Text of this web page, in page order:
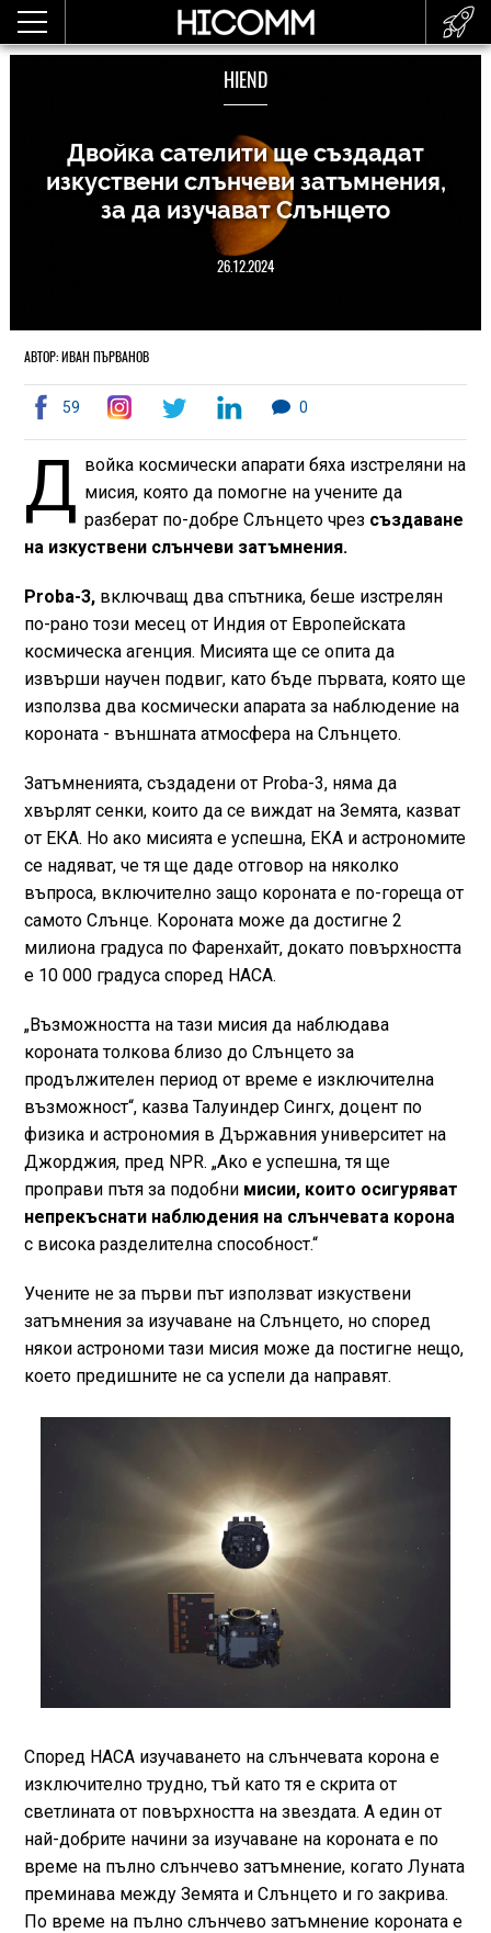
HIEND
Двойка сателити ще създадат
изкуствени слънчеви затъмнения,
за да изучават Слънцето
26.12.2024
АВТОР: ИВАН ПЪРВАНОВ
59 0
Д войка космически апарати бяха изстреляни на
мисия, която да помогне на учените да
разберат по-добре Слънцето чрез създаване
на изкуствени слънчеви затъмнения.
Proba-3,включващ два спътника, беше изстрелян
по-рано този месец от Индия от Европейската
космическа агенция. Мисията ще се опита да
извърши научен подвиг, като бъде първата, която ще
използва два космически апарата за наблюдение на
короната - външната атмосфера на Слънцето.
Затъмненията, създадени от Proba-3, няма да
хвърлят сенки, които да се виждат на Земята, казват
от ЕКА. Но ако мисията е успешна, ЕКА и астрономите
се надяват, че тя ще даде отговор на няколко
въпроса, включително защо короната е по-гореща от
самото Слънце. Короната може да достигне 2
милиона градуса по Фаренхайт, докато повърхността
е 10 000 градуса според НАСА.
„Възможността на тази мисия да наблюдава
короната толкова близо до Слънцето за
продължителен период от време е изключителна
възможност“, казва Талуиндер Сингх, доцент по
физика и астрономия в Държавния университет на
Джорджия, пред NPR. „Ако е успешна, тя ще
проправи пътя за подобнимисии, които осигуряват
непрекъснати наблюдения на слънчевата корона
с висока разделителна способност.“
Учените не за първи път използват изкуствени
затъмнения за изучаване на Слънцето, но според
някои астрономи тази мисия може да постигне нещо,
което предишните не са успели да направят.
Според НАСА изучаването на слънчевата корона е
изключително трудно, тъй като тя е скрита от
светлината от повърхността на звездата. А един от
най-добрите начини за изучаване на короната е по
време на пълно слънчево затъмнение, когато Луната
преминава между Земята и Слънцето и го закрива.
По време на пълно слънчево затъмнение короната е